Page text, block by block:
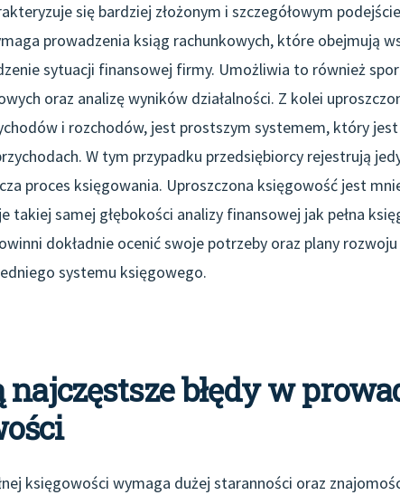
się bardziej złożonym i szczegółowym
prowadzenia ksiąg rachunkowych, które obejmują
sytuacji finansowej firmy. Umożliwia to również
oraz analizę wyników działalności. Z kolei
i rozchodów, jest prostszym systemem, który
W tym przypadku przedsiębiorcy rejestrują
proces księgowania. Uproszczona księgowość jest
takiej samej głębokości analizy finansowej jak pełna
dokładnie ocenić swoje potrzeby oraz plany
systemu księgowego.
najczęstsze błędy w
księgowości wymaga dużej staranności oraz